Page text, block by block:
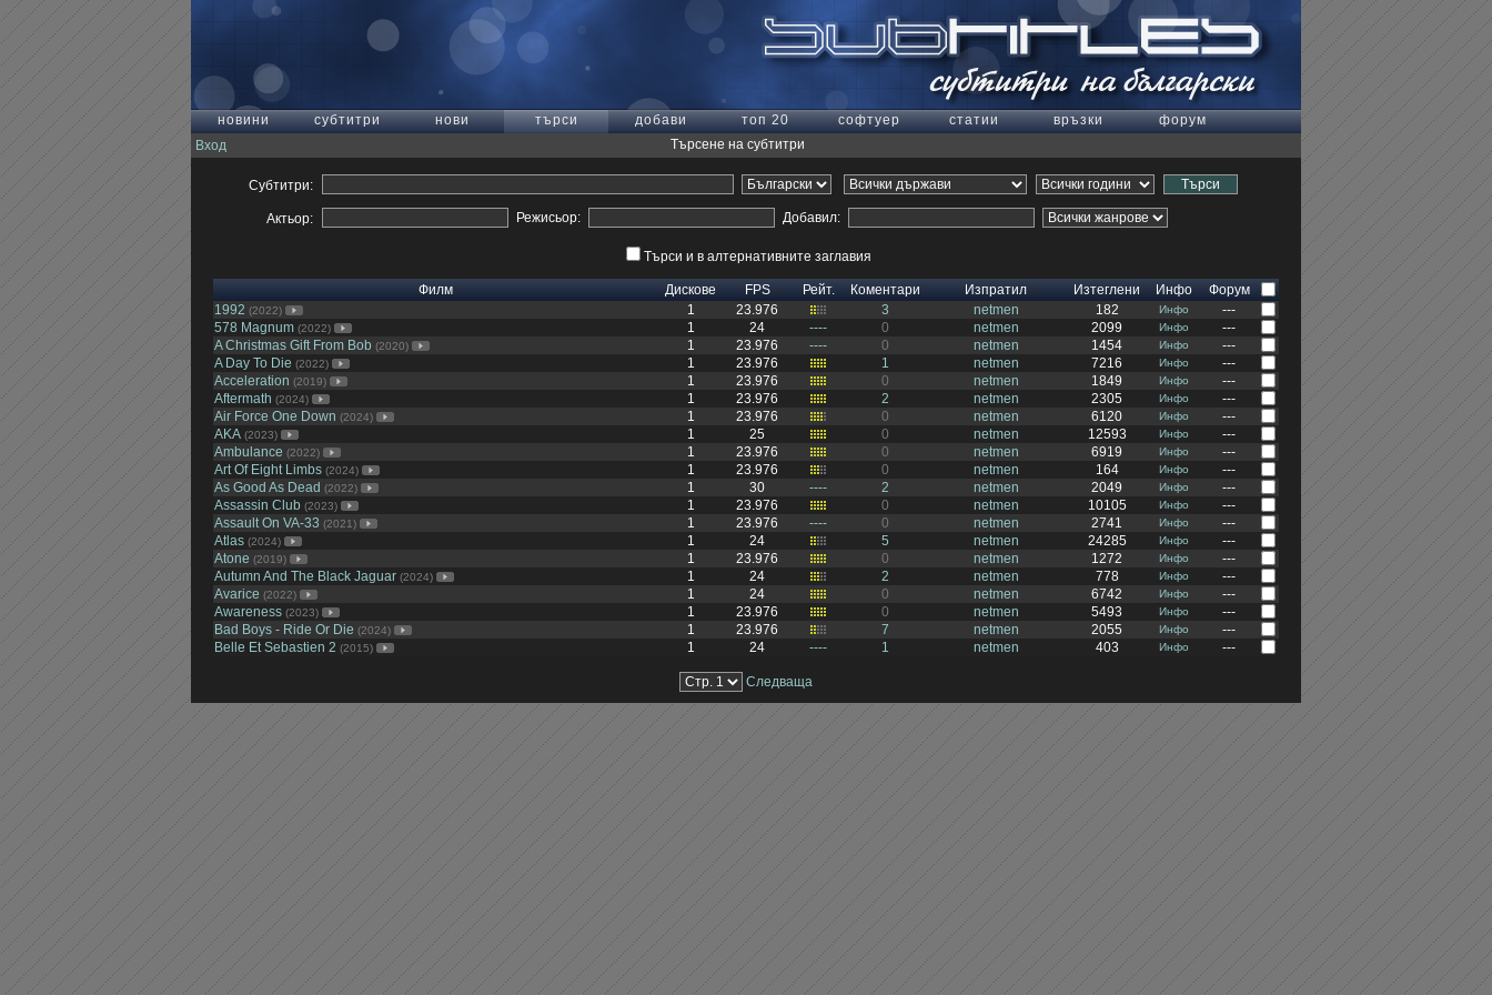
новини субтитри нови търси добави топ 20 софтуер статии връзки
форум
Вход
Търсене на субтитри
Субтитри:
Актьор: Режисьор: Добавил:
Търси и в алтернативните заглавия
Филм Дискове FPS Рейт. Коментари Изпратил Изтеглени Инфо
Форум
1992 (2022) 1 23.976 3 netmen 182 Инфо
---
578 Magnum (2022) 1 24 ---- 0 netmen 2099 Инфо
---
A Christmas Gift From Bob (2020) 1 23.976 ---- 0 netmen 1454 Инфо
---
A Day To Die (2022) 1 23.976 1 netmen 7216 Инфо
---
Acceleration (2019) 1 23.976 0 netmen 1849 Инфо
---
Aftermath (2024) 1 23.976 2 netmen 2305 Инфо
---
Air Force One Down (2024) 1 23.976 0 netmen 6120 Инфо
---
AKA (2023) 1 25 0 netmen 12593 Инфо
---
Ambulance (2022) 1 23.976 0 netmen 6919 Инфо
---
Art Of Eight Limbs (2024) 1 23.976 0 netmen 164 Инфо
---
As Good As Dead (2022) 1 30 ---- 2 netmen 2049 Инфо
---
Assassin Club (2023) 1 23.976 0 netmen 10105 Инфо
---
Assault On VA-33 (2021) 1 23.976 ---- 0 netmen 2741 Инфо
---
Atlas (2024) 1 24 5 netmen 24285 Инфо
---
Atone (2019) 1 23.976 0 netmen 1272 Инфо
---
Autumn And The Black Jaguar (2024) 1 24 2 netmen 778 Инфо
---
Avarice (2022) 1 24 0 netmen 6742 Инфо
---
Awareness (2023) 1 23.976 0 netmen 5493 Инфо
---
Bad Boys - Ride Or Die (2024) 1 23.976 7 netmen 2055 Инфо
---
Belle Et Sebastien 2 (2015) 1 24 ---- 1 netmen 403 Инфо ---
Следваща